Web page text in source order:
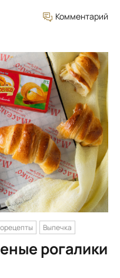
Комментарий
Выпечка
рогалики